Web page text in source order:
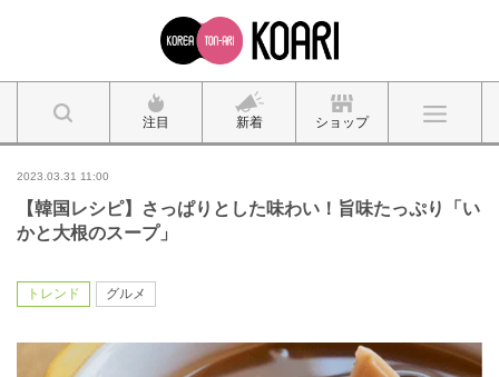
注目 新着 ショップ
2023.03.31 11:00
【韓国レシピ】さっぱりとした味わい！旨味たっぷり「い
かと大根のスープ」
トレンド グルメ